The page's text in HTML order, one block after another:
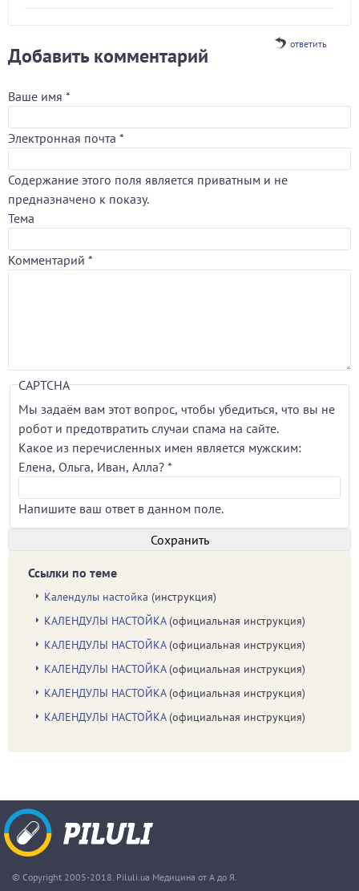
ответить
Добавить комментарий
Ваше имя *
Электронная почта *
Содержание этого поля является приватным и не
предназначено к показу.
Тема
Комментарий *
CAPTCHA
Мы задаём вам этот вопрос, чтобы убедиться, что вы не
робот и предотвратить случаи спама на сайте.
Какое из перечисленных имен является мужским:
Елена, Ольга, Иван, Алла? *
Напишите ваш ответ в данном поле.
Ссылки по теме
Календулы настойка (инструкция)
КАЛЕНДУЛЫ НАСТОЙКА(официальная инструкция)
КАЛЕНДУЛЫ НАСТОЙКА(официальная инструкция)
КАЛЕНДУЛЫ НАСТОЙКА(официальная инструкция)
КАЛЕНДУЛЫ НАСТОЙКА(официальная инструкция)
КАЛЕНДУЛЫ НАСТОЙКА(официальная инструкция)
© Copyright 2005-2018. Piluli.ua Медицина от А до Я.